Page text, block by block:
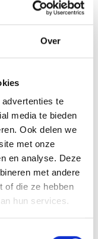
Over
te
media te bieden
Ook delen we
met onze
en analyse. Deze
met andere
of die ze hebben
hun services.
DE